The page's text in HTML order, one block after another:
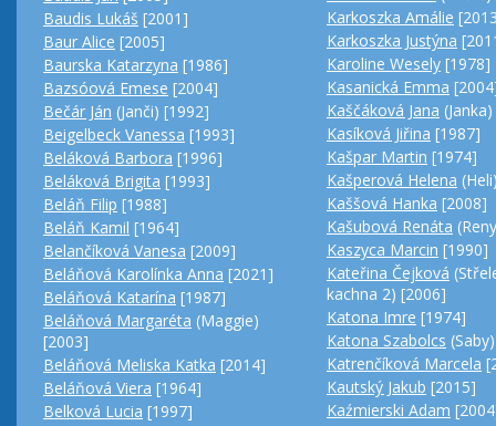
Baudis Lukáš [2001]
Baur Alice [2005]
Baurska Katarzyna [1986]
Bazsóová Emese [2004]
Bečár Ján (Janči) [1992]
Beigelbeck Vanessa [1993]
Beláková Barbora [1996]
Beláková Brigita [1993]
Beláň Filip [1988]
Beláň Kamil [1964]
Belančíková Vanesa [2009]
Beláňová Karolínka Anna [2021]
Beláňová Katarína [1987]
Beláňová Margaréta (Maggie)
[2003]
Beláňová Meliska Katka [2014]
Beláňová Viera [1964]
Belková Lucia [1997]
Karkoszka Amálie
Karkoszka Justýna
Karoline Wesely [1978]
Kasanická Emma
Kaščáková Jana
Kasíková Jiřina [1987]
Kašpar Martin [1974]
Kašperová Helena
Kaššová Hanka [2008]
Kašubová Renáta
Kaszyca Marcin [1990]
Kateřina Čejková
kachna 2) [2006]
Katona Imre [1974]
Katona Szabolcs
Katrenčíková Marcela
Kautský Jakub [2015]
Kaźmierski Adam